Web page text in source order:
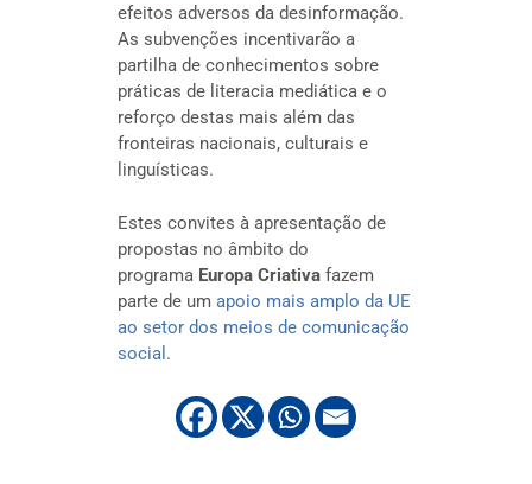
efeitos adversos da desinformação.
As subvenções incentivarão a
partilha de conhecimentos sobre
práticas de literacia mediática e o
reforço destas mais além das
fronteiras nacionais, culturais e
linguísticas.
Estes convites à apresentação de
propostas no âmbito do
programa Europa Criativafazem
parte de um apoio mais amplo da UE
ao setor dos meios de comunicação
social .